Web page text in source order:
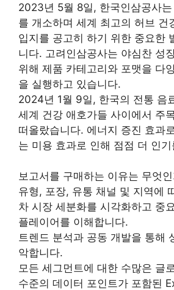
2023년 5월 8일, 한국인삼공사는
를 개소하며 세계 최고의 허브 건
입지를 공고히 하기 위한 중요한
니다. 고려인삼공사는 야심찬 성
위해 제품 카테고리와 포맷을 다
을 실행하고 있습니다.
2024년 1월 9일, 한국의 전통 음
세계 건강 애호가들 사이에서 주
떠올랐습니다. 에너지 증진 효과
는 미용 효과로 인해 점점 더 인
보고서를 구매하는 이유는 무엇
유형, 포장, 유통 채널 및 지역에
차 시장 세분화를 시각화하고 중
플레이어를 이해합니다.
트렌드 분석과 공동 개발을 통해
악합니다.
모든 세그먼트에 대한 수많은 글
수준의 데이터 포인트가 포함된